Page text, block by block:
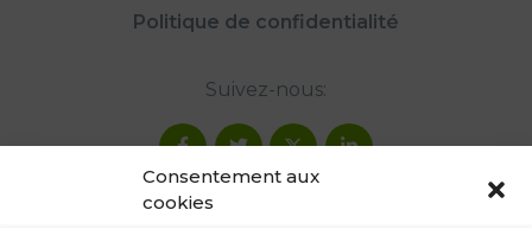
Consentement aux
cookies
Politique de confidentialité
Suivez-nous: